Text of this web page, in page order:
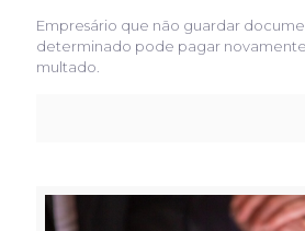
Empresário que não guardar
determinado pode pagar
multado.